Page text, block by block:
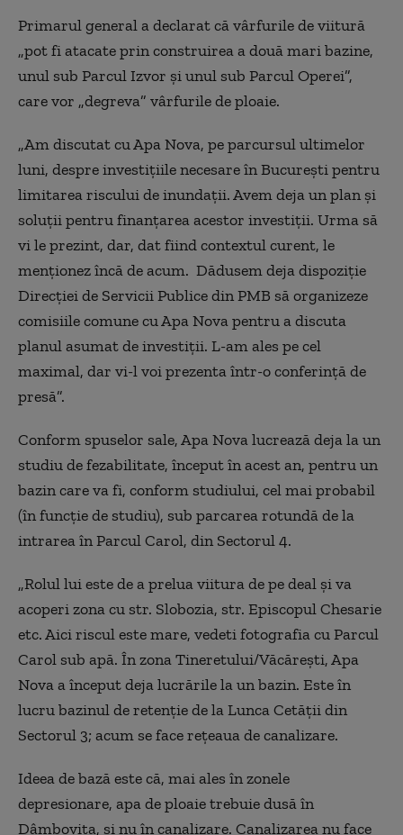
Primarul general a declarat că vârfurile de viitură
„pot fi atacate prin construirea a două mari bazine,
unul sub Parcul Izvor şi unul sub Parcul Operei”,
care vor „degreva” vârfurile de ploaie.
„Am discutat cu Apa Nova, pe parcursul ultimelor
luni, despre investițiile necesare în București pentru
limitarea riscului de inundații. Avem deja un plan și
soluții pentru finanțarea acestor investiții. Urma să
vi le prezint, dar, dat fiind contextul curent, le
menționez încă de acum. Dădusem deja dispoziție
Direcției de Servicii Publice din PMB să organizeze
comisiile comune cu Apa Nova pentru a discuta
planul asumat de investiții. L-am ales pe cel
maximal, dar vi-l voi prezenta într-o conferință de
presă”.
Conform spuselor sale, Apa Nova lucrează deja la un
studiu de fezabilitate, început în acest an, pentru un
bazin care va fi, conform studiului, cel mai probabil
(în funcţie de studiu), sub parcarea rotundă de la
intrarea în Parcul Carol, din Sectorul 4.
„Rolul lui este de a prelua viitura de pe deal și va
acoperi zona cu str. Slobozia, str. Episcopul Chesarie
etc. Aici riscul este mare, vedeti fotografia cu Parcul
Carol sub apă. În zona Tineretului/Văcărești, Apa
Nova a început deja lucrările la un bazin. Este în
lucru bazinul de retenție de la Lunca Cetății din
Sectorul 3; acum se face rețeaua de canalizare.
Ideea de bază este că, mai ales în zonele
depresionare, apa de ploaie trebuie dusă în
Dâmbovița, și nu în canalizare. Canalizarea nu face